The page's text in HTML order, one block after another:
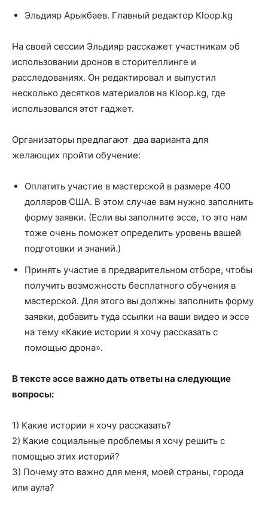
Эльдияр Арыкбаев. Главный редактор Kloop.kg
На своей сессии Эльдияр расскажет участникам об
использовании дронов в сторителлинге и
расследованиях. Он редактировал и выпустил
несколько десятков материалов на Kloop.kg, где
использовался этот гаджет.
Организаторы предлагают два варианта для
желающих пройти обучение:
Оплатить участие в мастерской в размере 400
долларов США. В этом случае вам нужно заполнить
форму заявки. (Если вы заполните эссе, то это нам
тоже очень поможет определить уровень вашей
подготовки и знаний.)
Принять участие в предварительном отборе, чтобы
получить возможность бесплатного обучения в
мастерской. Для этого вы должны заполнить форму
заявки, добавить туда ссылки на ваши видео и эссе
на тему «Какие истории я хочу рассказать с
помощью дрона».
В тексте эссе важно дать ответы на следующие
вопросы:
1) Какие истории я хочу рассказать?
2) Какие социальные проблемы я хочу решить с
помощью этих историй?
3) Почему это важно для меня, моей страны, города
или аула?